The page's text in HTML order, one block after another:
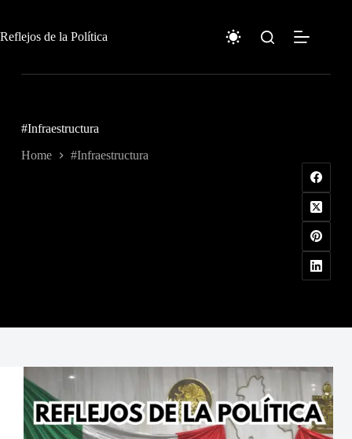
content
Reflejos de la Política
#Infraestructura
Home #Infraestructura